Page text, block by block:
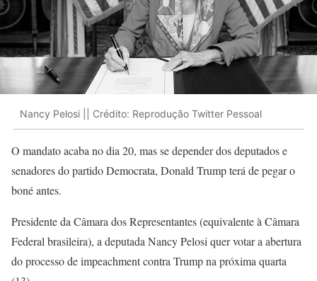
Nancy Pelosi || Crédito: Reprodução Twitter Pessoal
O mandato acaba no dia 20, mas se depender dos deputados e
senadores do partido Democrata, Donald Trump terá de pegar o
boné antes.
Presidente da Câmara dos Representantes (equivalente à Câmara
Federal brasileira), a deputada Nancy Pelosi quer votar a abertura
do processo de impeachment contra Trump na próxima quarta